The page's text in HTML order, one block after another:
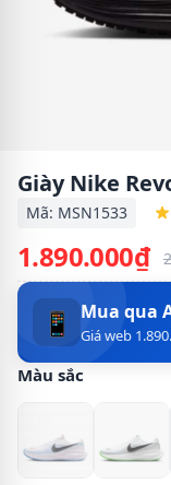
Giày Nike
Mã: MSN1533
1.890.000₫
📱 Mua qua
Giá web
Màu sắc